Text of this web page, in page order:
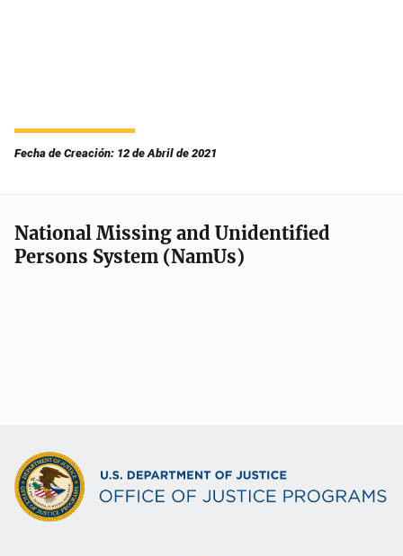
Fecha de Creación: 12 de Abril de 2021
National Missing and Unidentified
Persons System (NamUs)